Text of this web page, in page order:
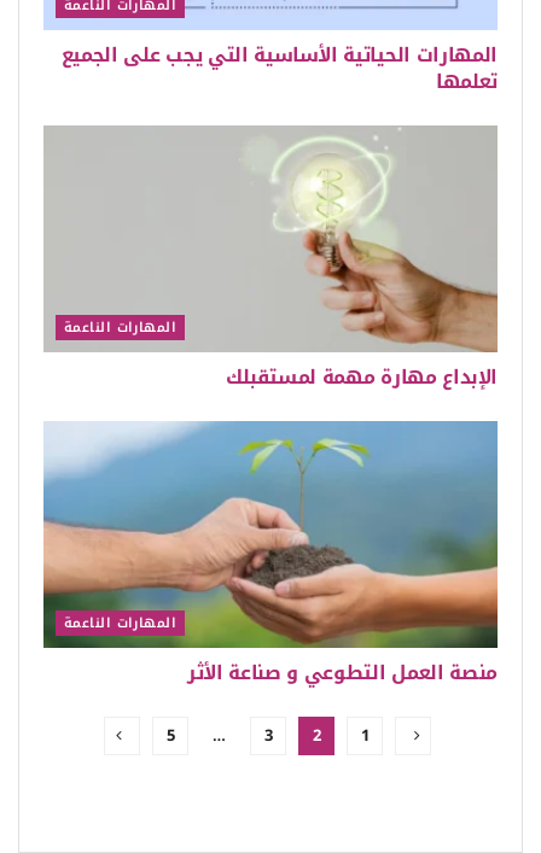
المهارات الناعمة
المهارات الحياتية الأساسية التي يجب على الجميع
تعلمها
المهارات الناعمة
الإبداع مهارة مهمة لمستقبلك
المهارات الناعمة
منصة العمل التطوعي و صناعة الأثر
1
2
3
…
5